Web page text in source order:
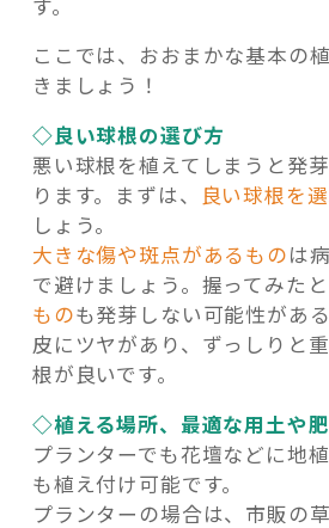
ここでは、おおまかな基本の
きましょう！
◇良い球根の選び方
悪い球根を植えてしまうと発
ります。まずは、
良い球根を
しょう。
大きな傷や斑点があるものは
で避けましょう。握ってみた
ものも発芽しない可能性があ
皮にツヤがあり、ずっしりと
根が良いです。
◇植える場所、最適な用土や
プランターでも花壇などに地
も植え付け可能です。
プランターの場合は、市販の